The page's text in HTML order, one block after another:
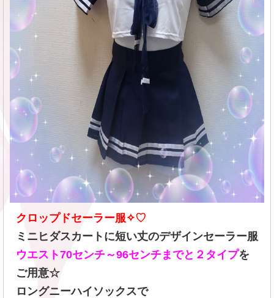
クロップドセーラー服✧♡
ミニヒダスカートに短い丈のデザインセーラー服
ウエスト70センチ～96センチまでと２タイプを
ご用意☆
ロングニーハイソックスで